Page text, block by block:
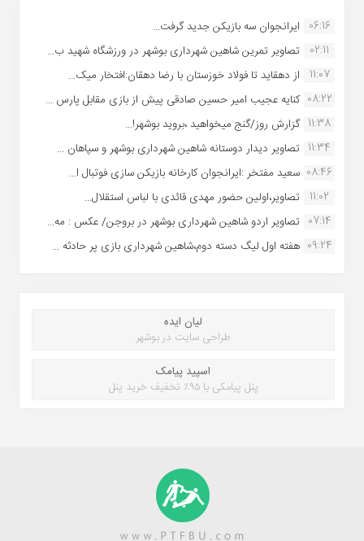
06:16 ایرانجوان سه بازیکن جدید گرفت...
02:11
تصاویر تمرین شاهین شهردارى بوشهر در ورزشگاه شهید ب...
11:07
از دهقاید تا فولاد خوزستان با رضا دهقان:افتخار میک...
08:22 کنایه عجیب امیر حسین صادقی پیش از بازی مقابل پارس ...
11:38 گزارش روز/گنج میخواهید ،بروید بوشهر!...
11:34 تصاویر دیدار دوستانه شاهین شهردارى بوشهر و سپاهان ...
08:46 سعید مفتخر :ایرانجوان کارخانه بازیکن سازی فوتبال ا...
11:02
تصاویر،اولین حضور مهدی قائدی با لباس استقلال...
07:14 تصاویر اردو شاهین شهرداری بوشهر در بروجن/ عکس : مه...
09:24 هفته اول لیگ دسته دوم،شاهین شهرداری بازی پر حادثه ...
لیان ایده
طراحی سایت در بوشهر
اسپید پیامک
پنل پیامکی با ۹۵٪ تخفیف خرید پنل